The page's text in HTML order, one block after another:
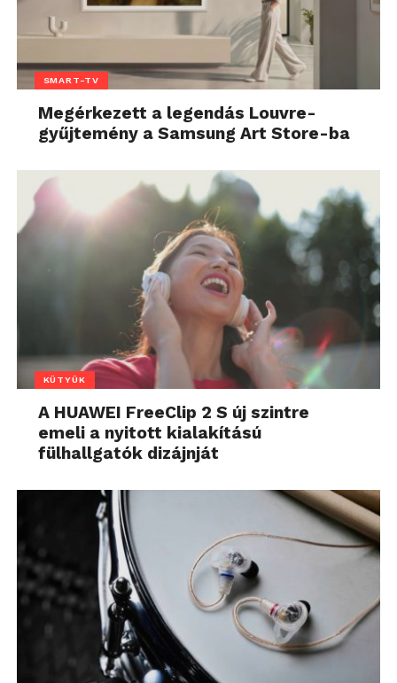
SMART-TV
Megérkezett a legendás Louvre-
gyűjtemény a Samsung Art Store-ba
KÜTYÜK
A HUAWEI FreeClip 2 S új szintre
emeli a nyitott kialakítású
fülhallgatók dizájnját